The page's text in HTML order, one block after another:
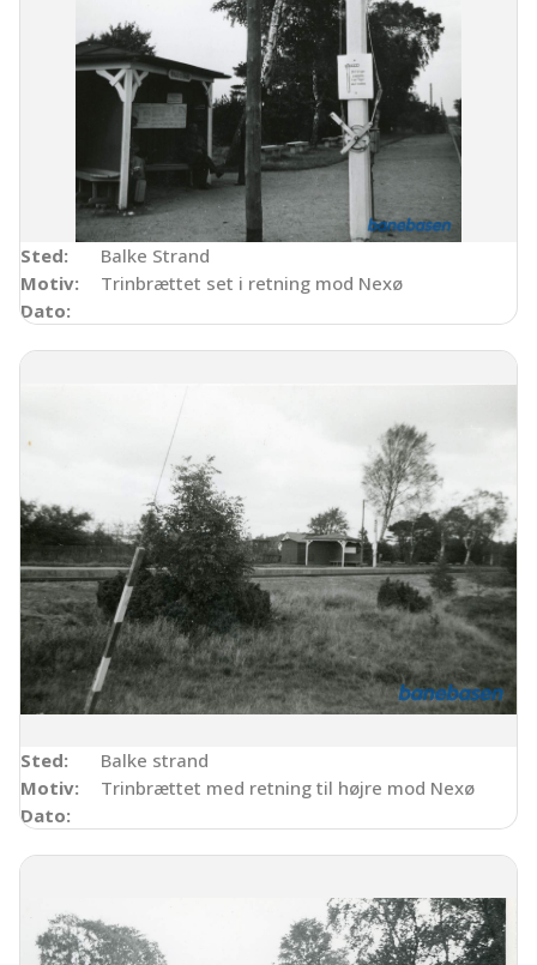
Sted:
Balke Strand
Motiv:
Trinbrættet set i retning mod Nexø
Dato:
Sted:
Balke strand
Motiv:
Trinbrættet med retning til højre mod Nexø
Dato: